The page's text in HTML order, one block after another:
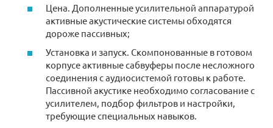
Цена. Дополненные усилительной аппаратурой
активные акустические системы обходятся
дороже пассивных;
Установка и запуск. Скомпонованные в готовом
корпусе активные сабвуферы после несложного
соединения с аудиосистемой готовы к работе.
Пассивной акустике необходимо согласование с
усилителем, подбор фильтров и настройки,
требующие специальных навыков.